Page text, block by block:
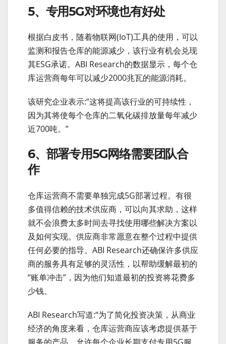
5、专用5G对环境也有好处
根据白皮书，随着物联网(IoT)工具的使用，可以
监测和报告仓库的能源减少，该行业有机会兑现
其ESG承诺。ABI Research的数据显示，每个仓
库运营商每年可以减少2000兆瓦的能源消耗。
该研究企业表示:“这将提高该行业的可持续性，
因为其将使每个仓库的二氧化碳排放量每年减少
近700吨。”
6、部署专用5G网络需要团队合
作
仓库运营商不需要单独完成5G部署过程。有很
多值得信赖的技术供应商，可以向其求助，这样
就不会浪费太多时间去寻找使用哪些解决方案以
及如何实现。供应商非常愿意在整个过程中提供
任何必要的指导。ABI Research还确保许多供应
商的服务具有足够的灵活性，以帮助缓解最初的
“账单冲击”，因为他们知道最初的投资将花费多
少钱。
ABI Research写道:“为了简化投资决策，从商业
经济的角度来看，仓库运营商应该考虑提供基于